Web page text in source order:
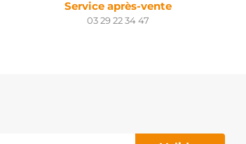
Service après-vente
03 29 22 34 47